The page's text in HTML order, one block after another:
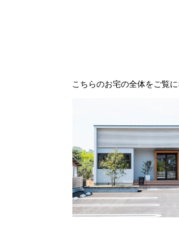
こちらのお宅の全体をご覧